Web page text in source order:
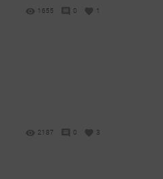
1655 0 1
2187 0 3